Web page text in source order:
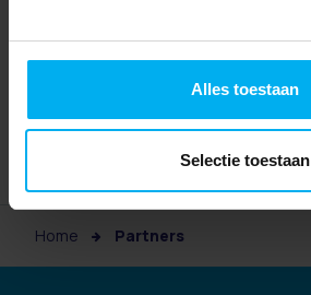
Alles toestaan
Selectie toestaan
Home Partners